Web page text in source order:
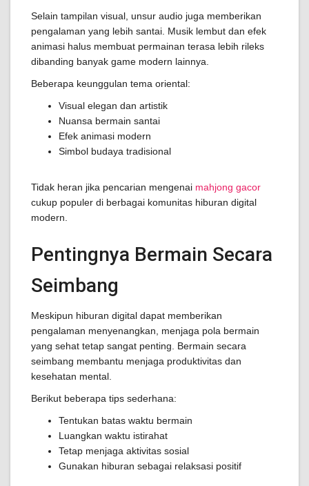
Selain tampilan visual, unsur audio juga memberikan
pengalaman yang lebih santai. Musik lembut dan efek
animasi halus membuat permainan terasa lebih rileks
dibanding banyak game modern lainnya.
Beberapa keunggulan tema oriental:
Visual elegan dan artistik
Nuansa bermain santai
Efek animasi modern
Simbol budaya tradisional
Tidak heran jika pencarian mengenai mahjong gacor
cukup populer di berbagai komunitas hiburan digital
modern.
Pentingnya Bermain Secara
Seimbang
Meskipun hiburan digital dapat memberikan
pengalaman menyenangkan, menjaga pola bermain
yang sehat tetap sangat penting. Bermain secara
seimbang membantu menjaga produktivitas dan
kesehatan mental.
Berikut beberapa tips sederhana:
Tentukan batas waktu bermain
Luangkan waktu istirahat
Tetap menjaga aktivitas sosial
Gunakan hiburan sebagai relaksasi positif